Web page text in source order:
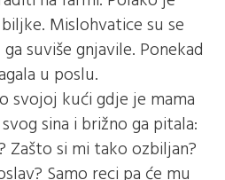
Mislohvatice su se
suviše gnjavile. Ponekad
u poslu.
svojoj kući gdje je mama
sina i brižno ga pitala:
Zašto si mi tako ozbiljan?
Samo reci pa će mu